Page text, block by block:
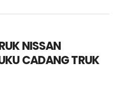
NISSAN
CADANG TRUK